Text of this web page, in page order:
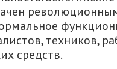
техников,
средств.